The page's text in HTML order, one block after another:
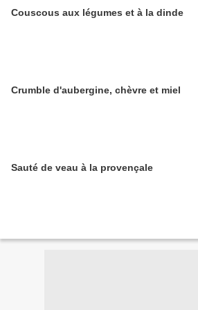
Couscous aux légumes et à la dinde
Crumble d'aubergine, chèvre et miel
Sauté de veau à la provençale